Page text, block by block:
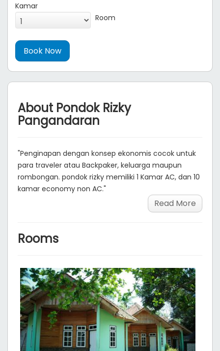
Kamar
Room
About Pondok Rizky
Pangandaran
"Penginapan dengan konsep ekonomis cocok untuk
para traveler atau Backpaker, keluarga maupun
rombongan. pondok rizky memiliki 1 Kamar AC, dan 10
kamar economy non AC."
Read More
Rooms